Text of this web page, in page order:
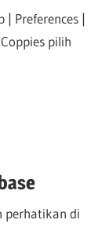
Preferences |
pilih
perhatikan di